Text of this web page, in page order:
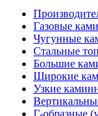
Газовые
Чугунные
Стальные
Большие
Широкие
Узкие
Г-образные